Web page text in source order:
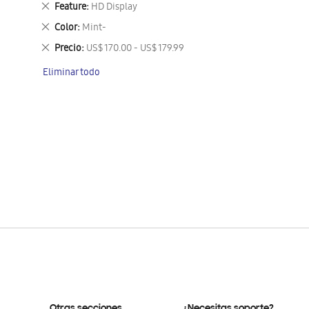
Feature HD Display
Eliminar
este
artículo
Color Mint-
Eliminar
este
artículo
Precio US$ 170.00 - US$ 179.99
Eliminar
artículo
Eliminar todo